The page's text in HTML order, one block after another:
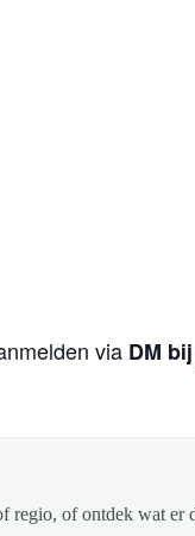
via DM bij
regio, of ontdek wat er